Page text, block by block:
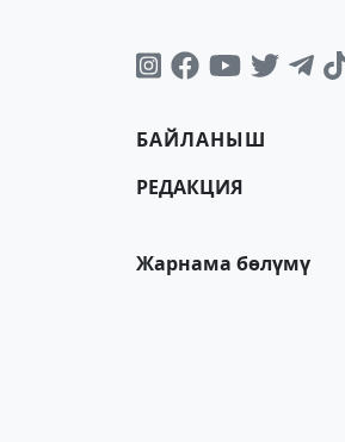
БАЙЛАНЫШ
РЕДАКЦИЯ
Жарнама бөлүмү